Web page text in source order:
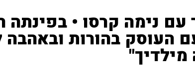
עם נימה קרסו • בפינתה
העוסק בהורות
מילדיך"